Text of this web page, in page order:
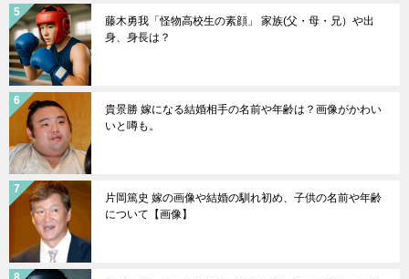
藤木勇我「怪物高校生の素顔」 家族(父・母・兄）や出
身、身長は？
貴景勝 嫁になる結婚相手の名前や年齢は？画像がかわい
いと噂も。
片岡篤史 嫁の画像や結婚の馴れ初め、子供の名前や年齢
について【画像】